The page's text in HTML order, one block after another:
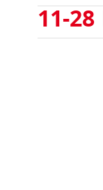
11-28